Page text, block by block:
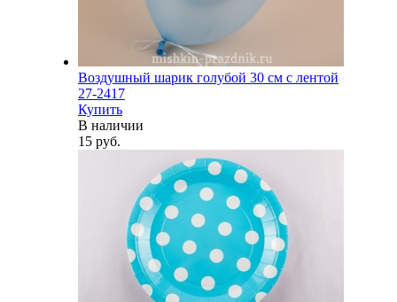
Воздушный шарик голубой 30 см с лентой
27-2417
Купить
В наличии
15 руб.